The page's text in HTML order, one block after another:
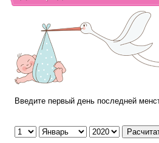
Введите первый день последней